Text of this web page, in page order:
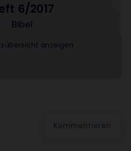
6/2017
:
Bibel
anzeigen
Kommentieren